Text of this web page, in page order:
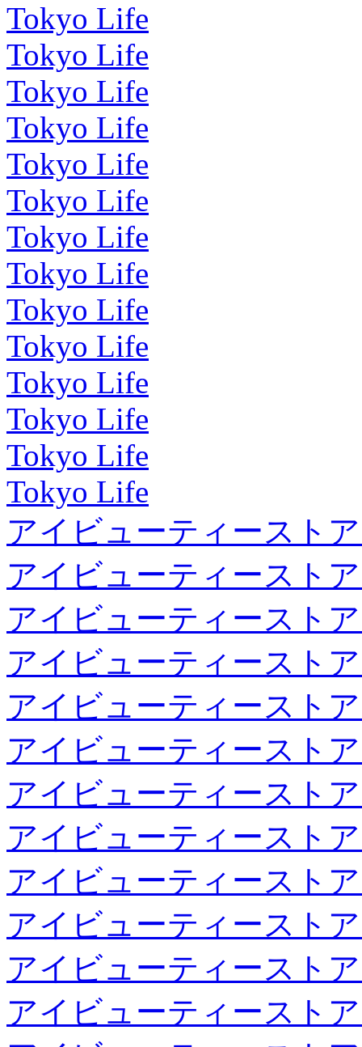
Tokyo Life
Tokyo Life
Tokyo Life
Tokyo Life
Tokyo Life
Tokyo Life
Tokyo Life
Tokyo Life
Tokyo Life
Tokyo Life
Tokyo Life
Tokyo Life
Tokyo Life
Tokyo Life
アイビューティースト
アイビューティースト
アイビューティースト
アイビューティースト
アイビューティースト
アイビューティースト
アイビューティースト
アイビューティースト
アイビューティースト
アイビューティースト
アイビューティースト
アイビューティースト